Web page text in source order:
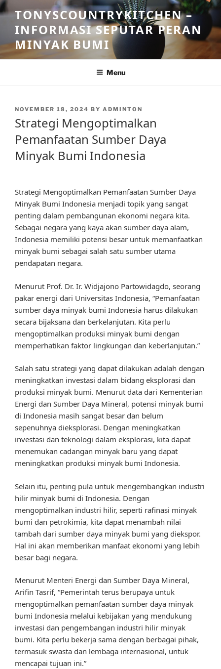
Skip
to
content
TONYSCOUNTRYKITCHEN –
INFORMASI SEPUTAR PERAN
MINYAK BUMI
Menu
POSTED
NOVEMBER 18, 2024 BY ADMINTON
Strategi Mengoptimalkan
Pemanfaatan Sumber Daya
Minyak Bumi Indonesia
Strategi Mengoptimalkan Pemanfaatan Sumber Daya
Minyak Bumi Indonesia menjadi topik yang sangat
penting dalam pembangunan ekonomi negara kita.
Sebagai negara yang kaya akan sumber daya alam,
Indonesia memiliki potensi besar untuk memanfaatkan
minyak bumi sebagai salah satu sumber utama
pendapatan negara.
Menurut Prof. Dr. Ir. Widjajono Partowidagdo, seorang
pakar energi dari Universitas Indonesia, “Pemanfaatan
sumber daya minyak bumi Indonesia harus dilakukan
secara bijaksana dan berkelanjutan. Kita perlu
mengoptimalkan produksi minyak bumi dengan
memperhatikan faktor lingkungan dan keberlanjutan.”
Salah satu strategi yang dapat dilakukan adalah dengan
meningkatkan investasi dalam bidang eksplorasi dan
produksi minyak bumi. Menurut data dari Kementerian
Energi dan Sumber Daya Mineral, potensi minyak bumi
di Indonesia masih sangat besar dan belum
sepenuhnya dieksplorasi. Dengan meningkatkan
investasi dan teknologi dalam eksplorasi, kita dapat
menemukan cadangan minyak baru yang dapat
meningkatkan produksi minyak bumi Indonesia.
Selain itu, penting pula untuk mengembangkan industri
hilir minyak bumi di Indonesia. Dengan
mengoptimalkan industri hilir, seperti rafinasi minyak
bumi dan petrokimia, kita dapat menambah nilai
tambah dari sumber daya minyak bumi yang diekspor.
Hal ini akan memberikan manfaat ekonomi yang lebih
besar bagi negara.
Menurut Menteri Energi dan Sumber Daya Mineral,
Arifin Tasrif, “Pemerintah terus berupaya untuk
mengoptimalkan pemanfaatan sumber daya minyak
bumi Indonesia melalui kebijakan yang mendukung
investasi dan pengembangan industri hilir minyak
bumi. Kita perlu bekerja sama dengan berbagai pihak,
termasuk swasta dan lembaga internasional, untuk
mencapai tujuan ini.”